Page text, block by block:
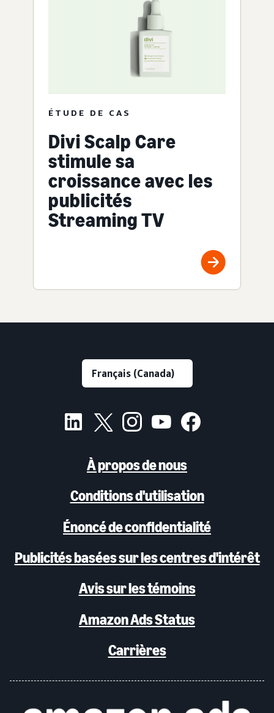
ÉTUDE DE CAS
Divi Scalp Care
stimule sa
croissance avec les
publicités
Streaming TV
À propos de nous
Conditions d'utilisation
Énoncé de confidentialité
Publicités basées sur les centres d'intérêt
Avis sur les témoins
Amazon Ads Status
Carrières